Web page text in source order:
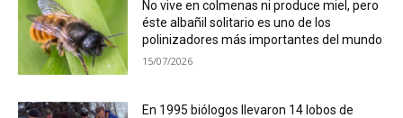
No vive en colmenas ni produce miel, pero
éste albañil solitario es uno de los
polinizadores más importantes del mundo
15/07/2026
En 1995 biólogos llevaron 14 lobos de